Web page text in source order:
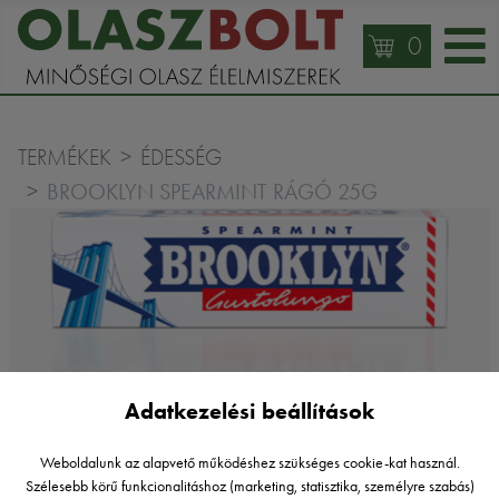
0
TERMÉKEK ÉDESSÉG
BROOKLYN SPEARMINT RÁGÓ 25G
Brooklyn
Adatkezelési beállítások
Weboldalunk az alapvető működéshez szükséges cookie-kat használ.
Szélesebb körű funkcionalitáshoz (marketing, statisztika, személyre szabás)